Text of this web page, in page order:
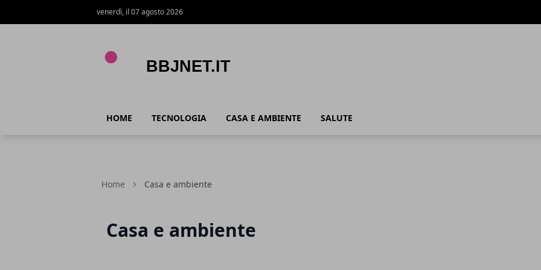
venerdì, il 07 agosto 2026
HOME TECNOLOGIA CASA E AMBIENTE SALUTE
Home Casa e ambiente
Casa e ambiente